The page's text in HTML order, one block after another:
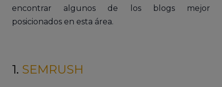
encontrar algunos de los blogs mejor
posicionados en esta área.
1. SEMRUSH